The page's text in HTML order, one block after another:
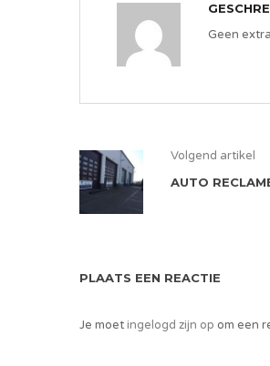
Geen
Volgend artikel
AUTO
PLAATS EEN REACTIE
Je moetingelogd zijn op om een